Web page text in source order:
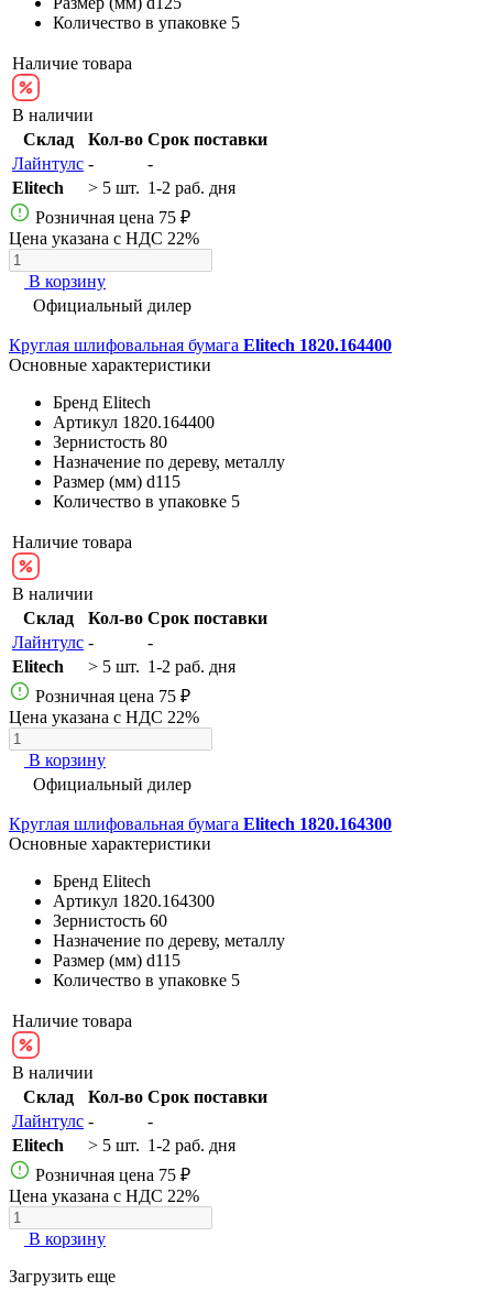
Количество в упаковке 5
Наличие товара
В наличии
Склад
Кол-во Срок поставки
Лайнтулс -
-
Elitech
> 5 шт. 1-2 раб. дня
Розничная цена 75 ₽
Цена указана с НДС 22%
В корзину
Официальный дилер
Круглая шлифовальная бумага Elitech 1820.164400
Основные характеристики
Бренд Elitech
Артикул 1820.164400
Зернистость 80
Назначение по дереву, металлу
Размер (мм) d115
Количество в упаковке 5
Наличие товара
В наличии
Склад
Кол-во Срок поставки
Лайнтулс -
-
Elitech
> 5 шт. 1-2 раб. дня
Розничная цена 75 ₽
Цена указана с НДС 22%
В корзину
Официальный дилер
Круглая шлифовальная бумага Elitech 1820.164300
Основные характеристики
Бренд Elitech
Артикул 1820.164300
Зернистость 60
Назначение по дереву, металлу
Размер (мм) d115
Количество в упаковке 5
Наличие товара
В наличии
Склад
Кол-во Срок поставки
Лайнтулс -
-
Elitech
> 5 шт. 1-2 раб. дня
Розничная цена 75 ₽
Цена указана с НДС 22%
В корзину
Загрузить еще